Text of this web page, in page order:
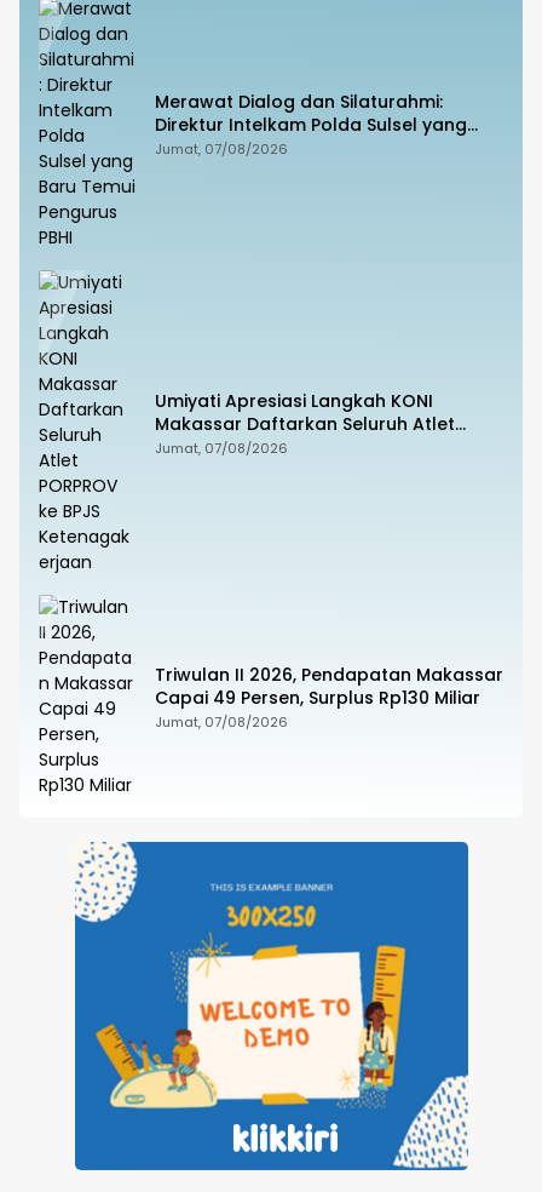
Merawat Dialog dan Silaturahmi:
Direktur Intelkam Polda Sulsel yang
Baru Temui Pengurus PBHI
Jumat, 07/08/2026
Umiyati Apresiasi Langkah KONI
Makassar Daftarkan Seluruh Atlet
PORPROV ke BPJS Ketenagakerjaan
Jumat, 07/08/2026
Triwulan II 2026, Pendapatan Makassar
Capai 49 Persen, Surplus Rp130 Miliar
Jumat, 07/08/2026